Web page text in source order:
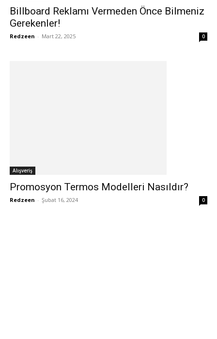
Billboard Reklamı Vermeden Önce Bilmeniz
Gerekenler!
Redzeen - Mart 22, 2025 0
Alışveriş
Promosyon Termos Modelleri Nasıldır?
Redzeen - Şubat 16, 2024 0